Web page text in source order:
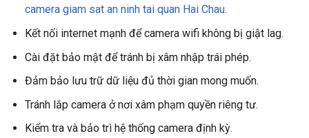
camera giam sat an ninh tai quan Hai Chau.
Kết nối internet mạnh để camera wifi không bị giật lag.
Cài đặt bảo mật để tránh bị xâm nhập trái phép.
Đảm bảo lưu trữ dữ liệu đủ thời gian mong muốn.
Tránh lắp camera ở nơi xâm phạm quyền riêng tư.
Kiểm tra và bảo trì hệ thống camera định kỳ.